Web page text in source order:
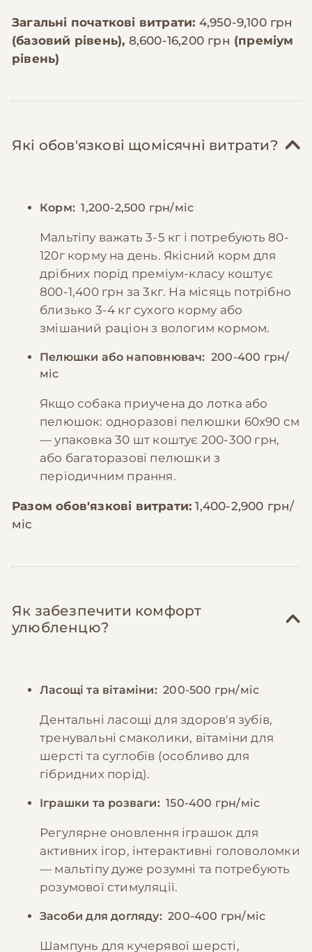
Загальні початкові витрати: 4,950-9,100 грн
(базовий рівень), 8,600-16,200 грн (преміум
рівень)
Які обов'язкові щомісячні витрати?
Корм: 1,200-2,500 грн/міс
Мальтіпу важать 3-5 кг і потребують 80-
120г корму на день. Якісний корм для
дрібних порід преміум-класу коштує
800-1,400 грн за 3кг. На місяць потрібно
близько 3-4 кг сухого корму або
змішаний раціон з вологим кормом.
Пелюшки або наповнювач: 200-400 грн/
міс
Якщо собака приучена до лотка або
пелюшок: одноразові пелюшки 60x90 см
— упаковка 30 шт коштує 200-300 грн,
або багаторазові пелюшки з
періодичним прання.
Разом обов'язкові витрати:1,400-2,900 грн/
міс
Як забезпечити комфорт
улюбленцю?
Ласощі та вітаміни: 200-500 грн/міс
Дентальні ласощі для здоров'я зубів,
тренувальні смаколики, вітаміни для
шерсті та суглобів (особливо для
гібридних порід).
Іграшки та розваги: 150-400 грн/міс
Регулярне оновлення іграшок для
активних ігор, інтерактивні головоломки
— мальтіпу дуже розумні та потребують
розумової стимуляції.
Засоби для догляду: 200-400 грн/міс
Шампунь для кучерявої шерсті,